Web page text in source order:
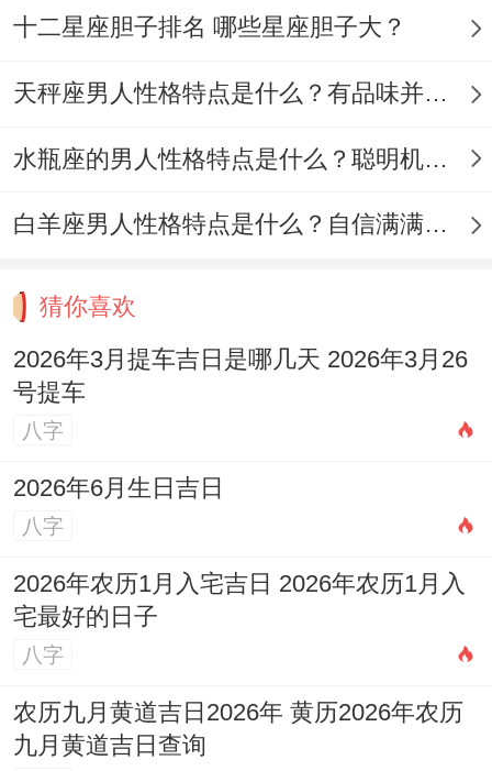
十二星座胆子排名 哪些星座胆子大？
天秤座男人性格特点是什么？有品味并注重美感
水瓶座的男人性格特点是什么？聪明机智理性冷静
白羊座男人性格特点是什么？自信满满但缺乏耐心
猜你喜欢
2026年3月提车吉日是哪几天 2026年3月26
号提车
八字
2026年6月生日吉日
八字
2026年农历1月入宅吉日 2026年农历1月入
宅最好的日子
八字
农历九月黄道吉日2026年 黄历2026年农历
九月黄道吉日查询